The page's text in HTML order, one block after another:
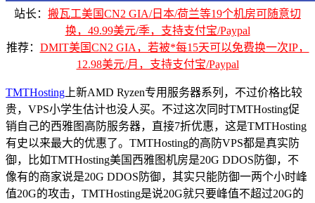
站长： 搬瓦工美国CN2 GIA/日本/荷兰等19个机房可随意切
换，49.99美元/季，支持支付宝/Paypal
推荐： DMIT美国CN2 GIA，若被*每15天可以免费换一次IP，
12.98美元/月，支持支付宝/Paypal
TMTHosting 上新AMD Ryzen专用服务器系列，不过价格比较
贵，VPS小学生估计也没人买。不过这次同时TMTHosting促
销自己的西雅图高防服务器，直接7折优惠，这是TMTHosting
有史以来最大的优惠了。TMTHosting的高防VPS都是真实防
御，比如TMTHosting美国西雅图机房是20G DDOS防御，不
像有的商家说是20G DDOS防御，其实只能防御一两个小时峰
值20G的攻击，TMTHosting是说20G就只要峰值不超过20G的